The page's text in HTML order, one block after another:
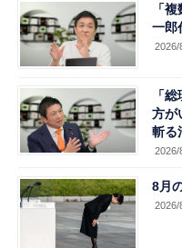
「
一郎
「
方が
斬る
8月